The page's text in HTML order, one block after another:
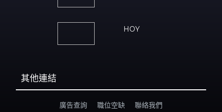
HOY
其他連結
廣告查詢 職位空缺 聯絡我們